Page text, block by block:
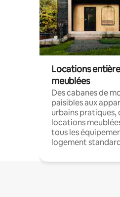
Locations
meublées
Des cabanes de
paisibles aux
urbains pratiques,
locations
tous les
logement